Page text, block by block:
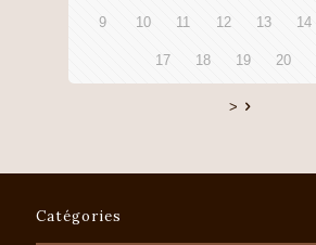
9 10 11 12 13 14
17 18 19 20
>
Catégories